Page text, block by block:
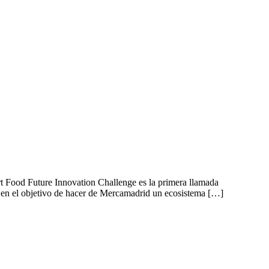
Food Future Innovation Challenge es la primera llamada
el objetivo de hacer de Mercamadrid un ecosistema […]